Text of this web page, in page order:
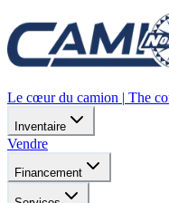
Le cœur du camion | The
Inventaire
Vendre
Financement